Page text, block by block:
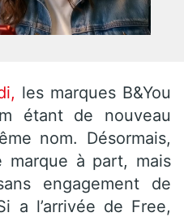
les marques B&You
étant de nouveau
nom. Désormais,
marque à part, mais
engagement de
a l’arrivée de Free,